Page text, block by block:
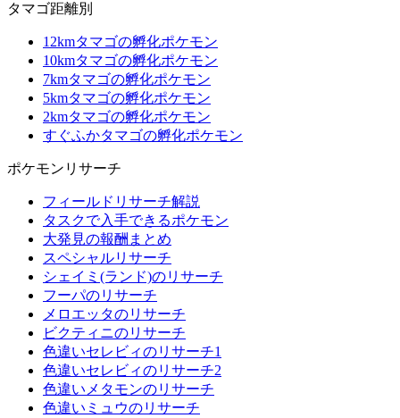
タマゴ距離別
12kmタマゴの孵化ポケモン
10kmタマゴの孵化ポケモン
7kmタマゴの孵化ポケモン
5kmタマゴの孵化ポケモン
2kmタマゴの孵化ポケモン
すぐふかタマゴの孵化ポケモン
ポケモンリサーチ
フィールドリサーチ解説
タスクで入手できるポケモン
大発見の報酬まとめ
スペシャルリサーチ
シェイミ(ランド)のリサーチ
フーパのリサーチ
メロエッタのリサーチ
ビクティニのリサーチ
色違いセレビィのリサーチ1
色違いセレビィのリサーチ2
色違いメタモンのリサーチ
色違いミュウのリサーチ